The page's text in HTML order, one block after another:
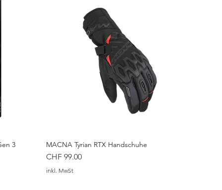
3 MACNA Tyrian RTX Handschuhe
Preis
CHF 99.00
inkl. MwSt